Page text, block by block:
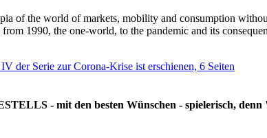
of the world of markets, mobility and consumption
1990, the one-world, to the pandemic and its
der Serie zur Corona-Krise ist erschienen, 6 Seiten
- mit den besten Wünschen - spielerisch, denn